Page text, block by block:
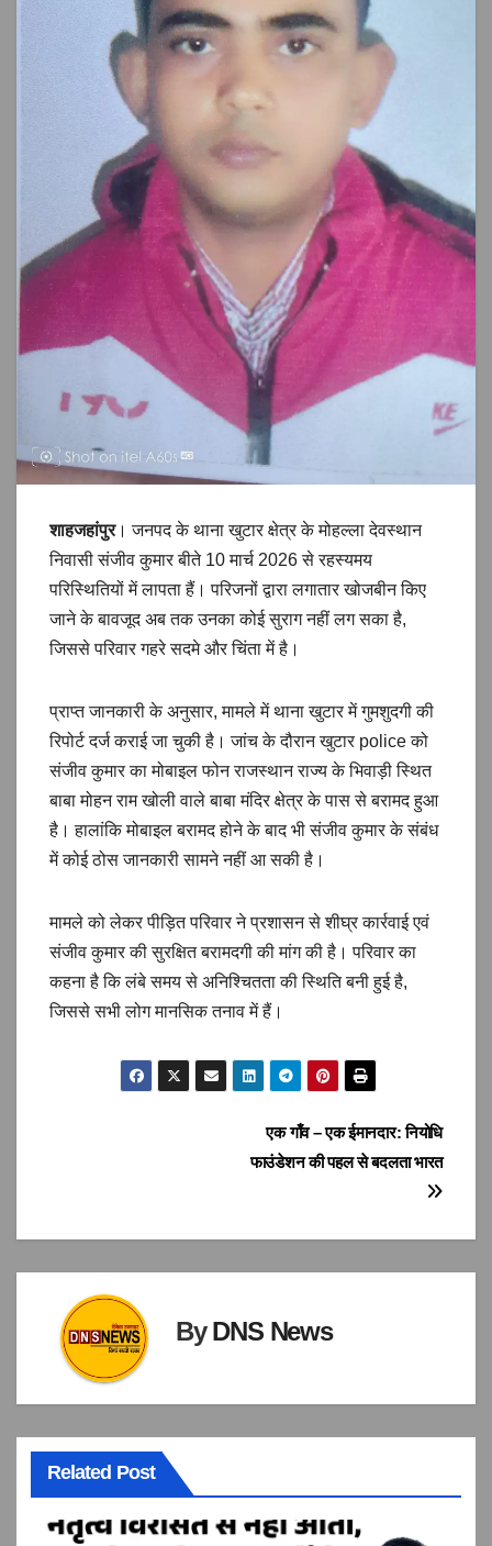
शाहजहांपुर। जनपद के थाना खुटार क्षेत्र के मोहल्ला देवस्थान
निवासी संजीव कुमार बीते 10 मार्च 2026 से रहस्यमय
परिस्थितियों में लापता हैं। परिजनों द्वारा लगातार खोजबीन किए
जाने के बावजूद अब तक उनका कोई सुराग नहीं लग सका है,
जिससे परिवार गहरे सदमे और चिंता में है।
प्राप्त जानकारी के अनुसार, मामले में थाना खुटार में गुमशुदगी की
रिपोर्ट दर्ज कराई जा चुकी है। जांच के दौरान खुटार police को
संजीव कुमार का मोबाइल फोन राजस्थान राज्य के भिवाड़ी स्थित
बाबा मोहन राम खोली वाले बाबा मंदिर क्षेत्र के पास से बरामद हुआ
है। हालांकि मोबाइल बरामद होने के बाद भी संजीव कुमार के संबंध
में कोई ठोस जानकारी सामने नहीं आ सकी है।
मामले को लेकर पीड़ित परिवार ने प्रशासन से शीघ्र कार्रवाई एवं
संजीव कुमार की सुरक्षित बरामदगी की मांग की है। परिवार का
कहना है कि लंबे समय से अनिश्चितता की स्थिति बनी हुई है,
जिससे सभी लोग मानसिक तनाव में हैं।
एक गाँव – एक ईमानदार: नियोधि
फाउंडेशन की पहल से बदलता भारत
ByDNS News
Related Post